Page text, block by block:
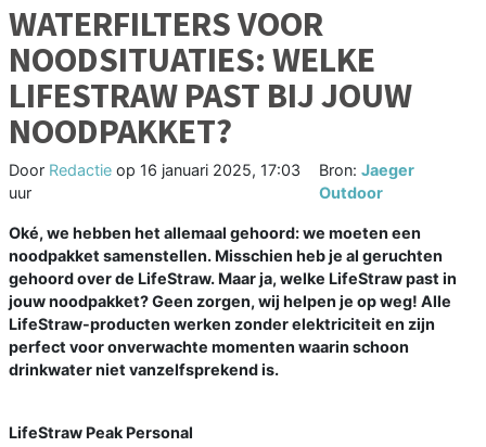
WATERFILTERS VOOR
NOODSITUATIES: WELKE
LIFESTRAW PAST BIJ JOUW
NOODPAKKET?
Door Redactie op 16 januari 2025, 17:03
uur
Bron:Jaeger
Outdoor
Oké, we hebben het allemaal gehoord: we moeten een
noodpakket samenstellen. Misschien heb je al geruchten
gehoord over de LifeStraw. Maar ja, welke LifeStraw past in
jouw noodpakket? Geen zorgen, wij helpen je op weg! Alle
LifeStraw-producten werken zonder elektriciteit en zijn
perfect voor onverwachte momenten waarin schoon
drinkwater niet vanzelfsprekend is.
LifeStraw Peak Personal